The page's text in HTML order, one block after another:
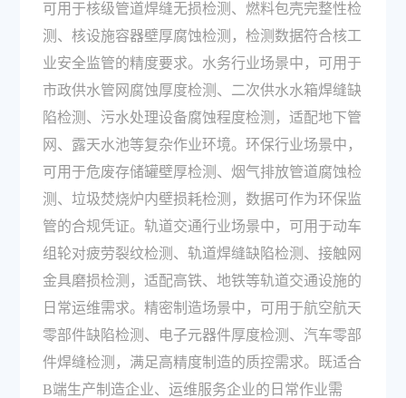
可用于核级管道焊缝无损检测、燃料包壳完整性检
测、核设施容器壁厚腐蚀检测，检测数据符合核工
业安全监管的精度要求。水务行业场景中，可用于
市政供水管网腐蚀厚度检测、二次供水水箱焊缝缺
陷检测、污水处理设备腐蚀程度检测，适配地下管
网、露天水池等复杂作业环境。环保行业场景中，
可用于危废存储罐壁厚检测、烟气排放管道腐蚀检
测、垃圾焚烧炉内壁损耗检测，数据可作为环保监
管的合规凭证。轨道交通行业场景中，可用于动车
组轮对疲劳裂纹检测、轨道焊缝缺陷检测、接触网
金具磨损检测，适配高铁、地铁等轨道交通设施的
日常运维需求。精密制造场景中，可用于航空航天
零部件缺陷检测、电子元器件厚度检测、汽车零部
件焊缝检测，满足高精度制造的质控需求。既适合
B端生产制造企业、运维服务企业的日常作业需